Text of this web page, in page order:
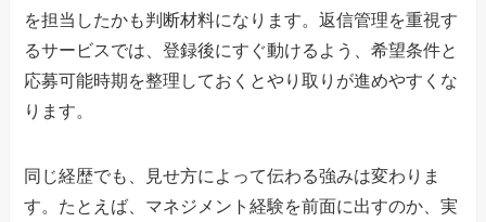
を担当したかも判断材料になります。返信管理を重視す
るサービスでは、登録後にすぐ動けるよう、希望条件と
応募可能時期を整理しておくとやり取りが進めやすくな
ります。
同じ経歴でも、見せ方によって伝わる強みは変わりま
す。たとえば、マネジメント経験を前面に出すのか、実